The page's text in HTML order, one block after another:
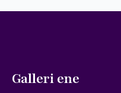
Galleri ene